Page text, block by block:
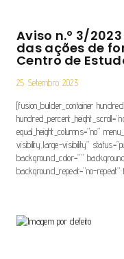
Aviso n.º 3/
das ações de
Centro de
25 Setembro 2023
[fusion_builder_container
equal_height_columns=”no”
visibility,large-visibility”
background_color=””
background_repeat=”no-repeat”